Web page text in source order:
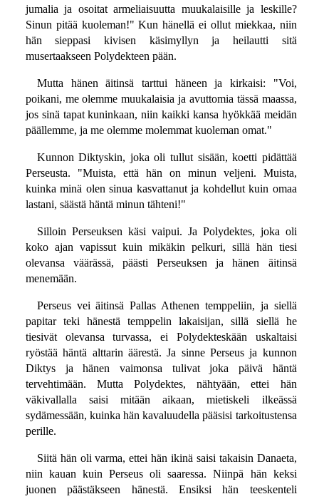
jumalia ja osoitat armeliaisuutta muukalaisille ja leskille?
Sinun pitää kuoleman!" Kun hänellä ei ollut miekkaa, niin
hän sieppasi kivisen käsimyllyn ja heilautti sitä
musertaakseen Polydekteen pään.
Mutta hänen äitinsä tarttui häneen ja kirkaisi: "Voi,
poikani, me olemme muukalaisia ja avuttomia tässä maassa,
jos sinä tapat kuninkaan, niin kaikki kansa hyökkää meidän
päällemme, ja me olemme molemmat kuoleman omat."
Kunnon Diktyskin, joka oli tullut sisään, koetti pidättää
Perseusta. "Muista, että hän on minun veljeni. Muista,
kuinka minä olen sinua kasvattanut ja kohdellut kuin omaa
lastani, säästä häntä minun tähteni!"
Silloin Perseuksen käsi vaipui. Ja Polydektes, joka oli
koko ajan vapissut kuin mikäkin pelkuri, sillä hän tiesi
olevansa väärässä, päästi Perseuksen ja hänen äitinsä
menemään.
Perseus vei äitinsä Pallas Athenen temppeliin, ja siellä
papitar teki hänestä temppelin lakaisijan, sillä siellä he
tiesivät olevansa turvassa, ei Polydekteskään uskaltaisi
ryöstää häntä alttarin äärestä. Ja sinne Perseus ja kunnon
Diktys ja hänen vaimonsa tulivat joka päivä häntä
tervehtimään. Mutta Polydektes, nähtyään, ettei hän
väkivallalla saisi mitään aikaan, mietiskeli ilkeässä
sydämessään, kuinka hän kavaluudella pääsisi tarkoitustensa
perille.
Siitä hän oli varma, ettei hän ikinä saisi takaisin Danaeta,
niin kauan kuin Perseus oli saaressa. Niinpä hän keksi
juonen päästäkseen hänestä. Ensiksi hän teeskenteli